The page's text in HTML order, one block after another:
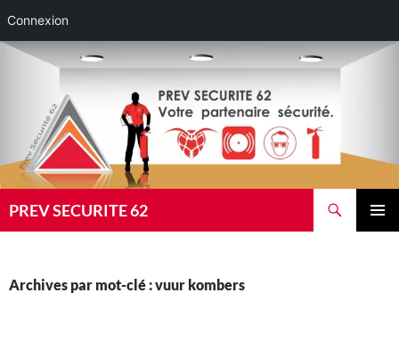
Connexion
Aller
PREV SECURITE 62
Archives par mot-clé : vuur kombers